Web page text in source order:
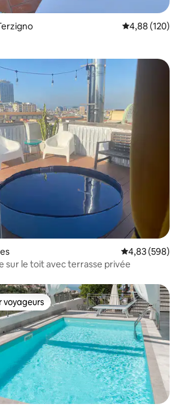
Évaluation
4,88 (120)
Évaluation
4,83 (598)
sur le toit avec terrasse privée
les plus appréciés